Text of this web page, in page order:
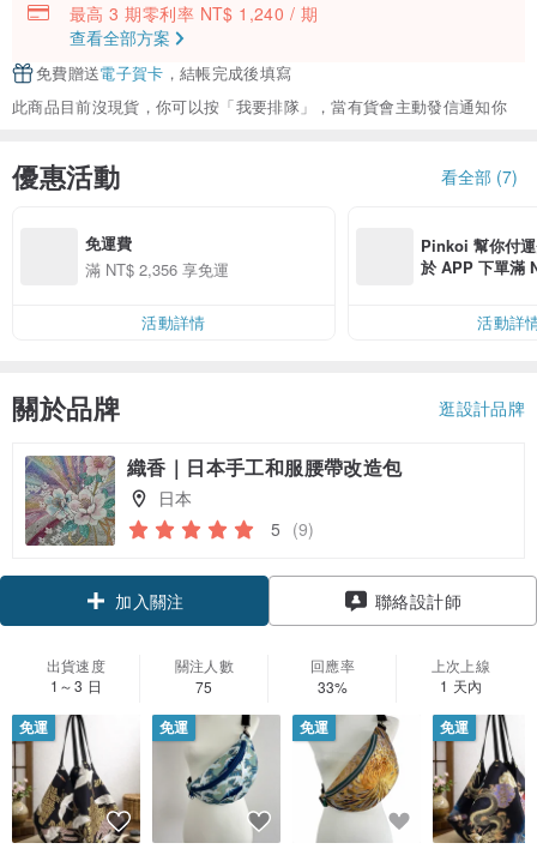
最高 3 期零利率 NT$ 1,240 / 期
查看全部方案
免費贈送電子賀卡 ，結帳完成後填寫
此商品目前沒現貨，你可以按「我要排隊」，當有貨會主動發信通知你
優惠活動 看全部 (7)
免運費
滿 NT$ 2,356 享免運
活動詳情
Pinkoi 幫你付
於 APP 下單滿
活動詳
關於品牌 逛設計品牌
織香｜日本手工和服腰帶改造包
日本
5 (9)
加入關注 聯絡設計師
出貨速度
1～3 日
關注人數
75
回應率
33%
上次上線
1 天內
免運 免運 免運 免運